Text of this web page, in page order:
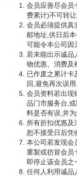
会员应善尽会员
费累计)不可转
会员必须提供真
邮地址,供日后
可能令本公司因
若未能出示诚品
物优惠、消费及
已作废之累计卡
回,避免再次误用
会员资料若出现
品门市服务台,
料是否有误,并为
所有折扣优惠及
恕不接受日后凭
本公司若发现会
重製或彷冒会员
即停止该会员之
任何人利用诚品